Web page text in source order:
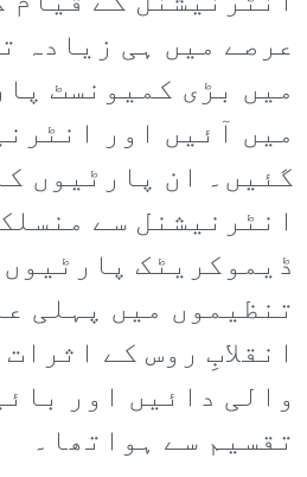
عرصے میں ہی زیادہ
میں بڑی کمیونسٹ
میں آئیں اور
گئیں۔ ان پارٹیوں
انٹرنیشنل سے
ڈیموکریٹک
تنظیموں میں پہلی
انقلابِ روس کے
والی دائیں اور
تقسیم سے ہواتھا۔